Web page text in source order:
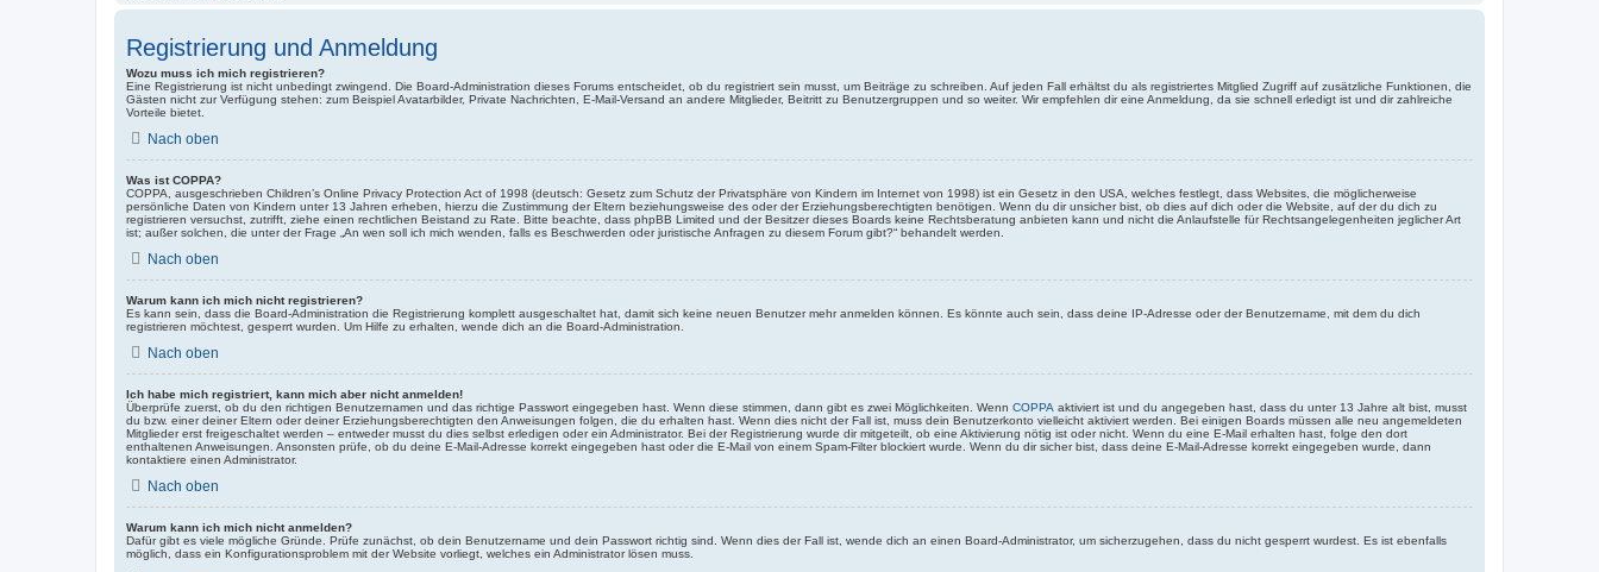
Registrierung und Anmeldung
Wozu muss ich mich registrieren?
Eine Registrierung ist nicht unbedingt zwingend. Die Board-Administration dieses Forums entscheidet, ob du registriert sein musst, um Beiträge zu schreiben. Auf jeden Fall erhältst du als registriertes Mitglied Zugriff auf zusätzliche Funktionen, die
Gästen nicht zur Verfügung stehen: zum Beispiel Avatarbilder, Private Nachrichten, E-Mail-Versand an andere Mitglieder, Beitritt zu Benutzergruppen und so weiter. Wir empfehlen dir eine Anmeldung, da sie schnell erledigt ist und dir zahlreiche
Vorteile bietet.
Nach oben
Was ist COPPA?
COPPA, ausgeschrieben Children’s Online Privacy Protection Act of 1998 (deutsch: Gesetz zum Schutz der Privatsphäre von Kindern im Internet von 1998) ist ein Gesetz in den USA, welches festlegt, dass Websites, die möglicherweise
persönliche Daten von Kindern unter 13 Jahren erheben, hierzu die Zustimmung der Eltern beziehungsweise des oder der Erziehungsberechtigten benötigen. Wenn du dir unsicher bist, ob dies auf dich oder die Website, auf der du dich zu
registrieren versuchst, zutrifft, ziehe einen rechtlichen Beistand zu Rate. Bitte beachte, dass phpBB Limited und der Besitzer dieses Boards keine Rechtsberatung anbieten kann und nicht die Anlaufstelle für Rechtsangelegenheiten jeglicher Art
ist; außer solchen, die unter der Frage „An wen soll ich mich wenden, falls es Beschwerden oder juristische Anfragen zu diesem Forum gibt?“ behandelt werden.
Nach oben
Warum kann ich mich nicht registrieren?
Es kann sein, dass die Board-Administration die Registrierung komplett ausgeschaltet hat, damit sich keine neuen Benutzer mehr anmelden können. Es könnte auch sein, dass deine IP-Adresse oder der Benutzername, mit dem du dich
registrieren möchtest, gesperrt wurden. Um Hilfe zu erhalten, wende dich an die Board-Administration.
Nach oben
Ich habe mich registriert, kann mich aber nicht anmelden!
Überprüfe zuerst, ob du den richtigen Benutzernamen und das richtige Passwort eingegeben hast. Wenn diese stimmen, dann gibt es zwei Möglichkeiten. Wenn COPPA aktiviert ist und du angegeben hast, dass du unter 13 Jahre alt bist, musst
du bzw. einer deiner Eltern oder deiner Erziehungsberechtigten den Anweisungen folgen, die du erhalten hast. Wenn dies nicht der Fall ist, muss dein Benutzerkonto vielleicht aktiviert werden. Bei einigen Boards müssen alle neu angemeldeten
Mitglieder erst freigeschaltet werden – entweder musst du dies selbst erledigen oder ein Administrator. Bei der Registrierung wurde dir mitgeteilt, ob eine Aktivierung nötig ist oder nicht. Wenn du eine E-Mail erhalten hast, folge den dort
enthaltenen Anweisungen. Ansonsten prüfe, ob du deine E-Mail-Adresse korrekt eingegeben hast oder die E-Mail von einem Spam-Filter blockiert wurde. Wenn du dir sicher bist, dass deine E-Mail-Adresse korrekt eingegeben wurde, dann
kontaktiere einen Administrator.
Nach oben
Warum kann ich mich nicht anmelden?
Dafür gibt es viele mögliche Gründe. Prüfe zunächst, ob dein Benutzername und dein Passwort richtig sind. Wenn dies der Fall ist, wende dich an einen Board-Administrator, um sicherzugehen, dass du nicht gesperrt wurdest. Es ist ebenfalls
möglich, dass ein Konfigurationsproblem mit der Website vorliegt, welches ein Administrator lösen muss.